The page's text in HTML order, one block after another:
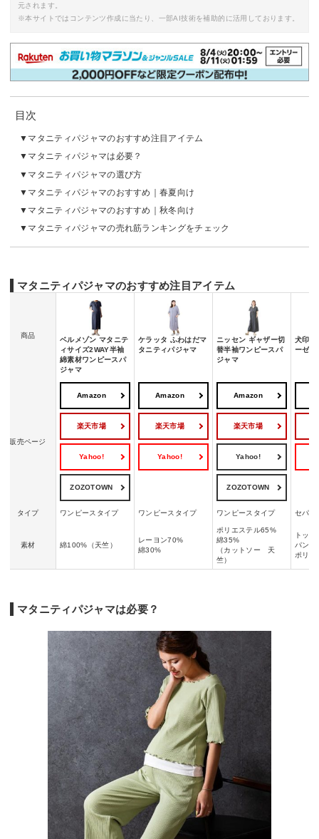
元されます。
※本サイトではコンテンツ作成に当たり、一部AI技術を補助的に活用しております。
目次
マタニティパジャマのおすすめ注目アイテム
マタニティパジャマは必要？
マタニティパジャマの選び方
マタニティパジャマのおすすめ｜春夏向け
マタニティパジャマのおすすめ｜秋冬向け
マタニティパジャマの売れ筋ランキングをチェック
マタニティパジャマのおすすめ注目アイテム
商品
ベルメゾン マタニテ
ィサイズ2WAY半袖
綿素材ワンピースパ
ジャマ
ケラッタ ふわはだマ
タニティパジャマ
ニッセン ギャザー切
替半袖ワンピースパ
ジャマ
犬印本
ーゼ丸
販売ページ
Amazon
楽天市場
Yahoo!
ZOZOTOWN
Amazon
楽天市場
Yahoo!
Amazon
楽天市場
Yahoo!
ZOZOTOWN
タイプ ワンピースタイプ ワンピースタイプ ワンピースタイプ セパレ
素材 綿100%（天竺）
レーヨン70%
綿30%
ポリエステル65%
綿35%
（カットソー 天
竺）
トッ
パンツ
ポリウ
マタニティパジャマは必要？